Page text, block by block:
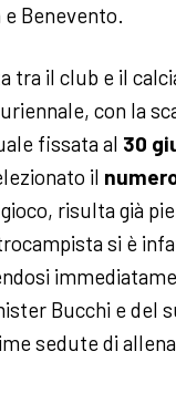
e Benevento.
tra il club e il
con la
fissata al 30
il
risulta già
si è
Bucchi e del
sedute di